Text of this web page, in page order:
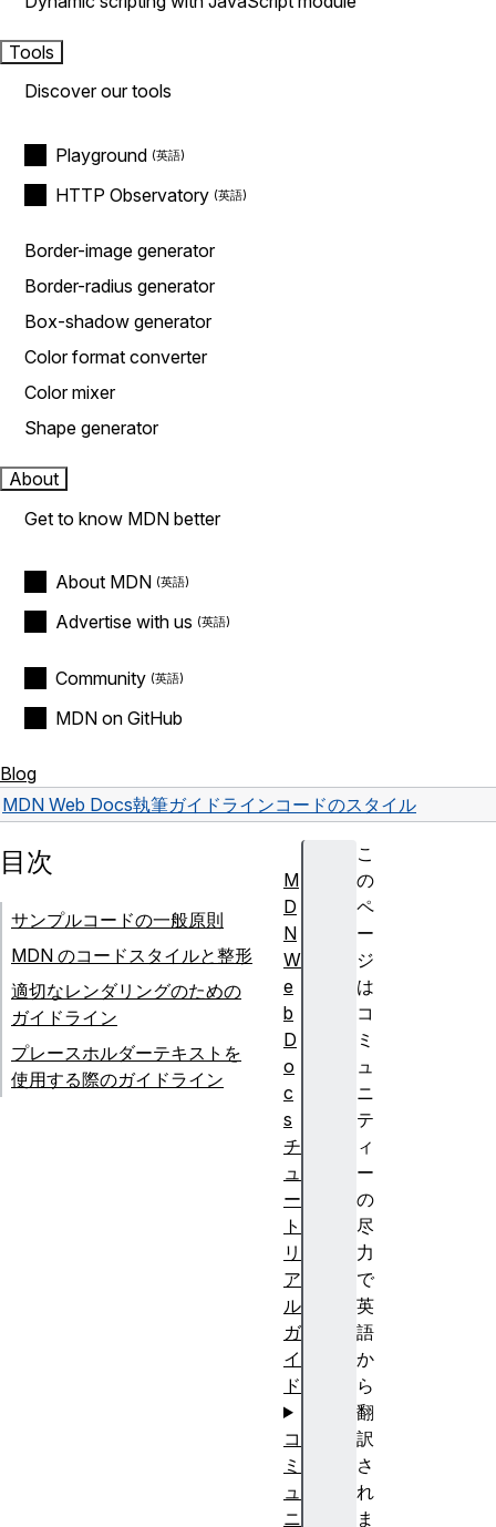
Tools
Discover our tools
Playground
HTTP Observatory
Border-image generator
Border-radius generator
Box-shadow generator
Color format converter
Color mixer
Shape generator
About
Get to know MDN better
About MDN
Advertise with us
Community
MDN on GitHub
Blog
MDN Web Docs執筆ガイドラインコードのスタイル
こ
の
ペ
ー
ジ
は
コ
ミ
ュ
ニ
テ
ィ
ー
の
尽
力
で
英
語
か
ら
翻
訳
さ
れ
ま
目次
サンプルコードの一般原則
MDN のコードスタイルと整形
適切なレンダリングのための
ガイドライン
プレースホルダーテキストを
使用する際のガイドライン
M
D
N
W
e
b
D
o
c
s
チ
ュ
ー
ト
リ
ア
ル
ガ
イ
ド
コ
ミ
ュ
ニ